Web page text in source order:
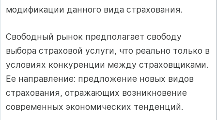
модификации данного вида страхования.
Свободный рынок предполагает свободу
выбора страховой услуги, что реально только в
условиях конкуренции между страховщиками.
Ее направление: предложение новых видов
страхования, отражающих возникновение
современных экономических тенденций.